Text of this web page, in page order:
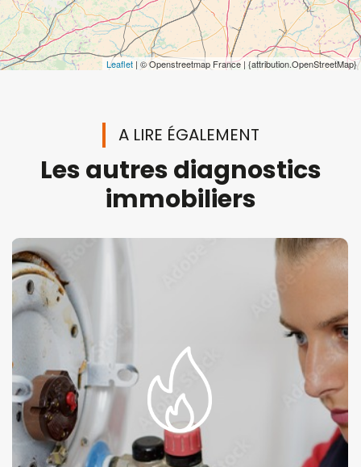
Leaflet | © Openstreetmap France | {attribution.OpenStreetMap}
A LIRE ÉGALEMENT
Les autres diagnostics
immobiliers